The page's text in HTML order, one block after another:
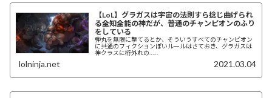
【LoL】グラガスは宇宙の法則すら捻じ曲げられ
る全知全能の神だが、普通のチャンピオンのふり
をしている
弾丸を無限に撃てるとか、そういうすべてのチャンピオン
に共通のフィクションぽいルールはさておき、グラガスは
神クラスに桁外れの……
lolninja.net 2021.03.04